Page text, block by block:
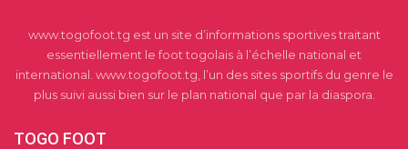
www.togofoot.tg est un site d’informations sportives traitant
essentiellement le foot togolais à l’échelle national et
international. www.togofoot.tg, l’un des sites sportifs du genre le
plus suivi aussi bien sur le plan national que par la diaspora.
TOGO FOOT